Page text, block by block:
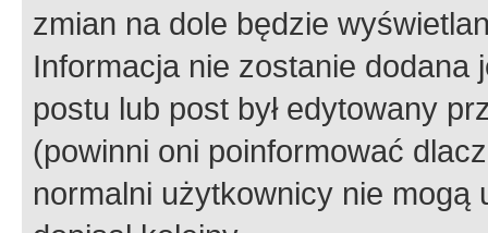
zmian na dole będzie
Informacja nie zostanie dodana
postu lub post był edytowany
(powinni oni poinformować
normalni użytkownicy nie